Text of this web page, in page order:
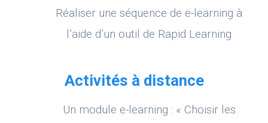
Réaliser une séquence de e-learning à
l’aide d’un outil de Rapid Learning
Activités à distance
Un module e-learning : « Choisir les